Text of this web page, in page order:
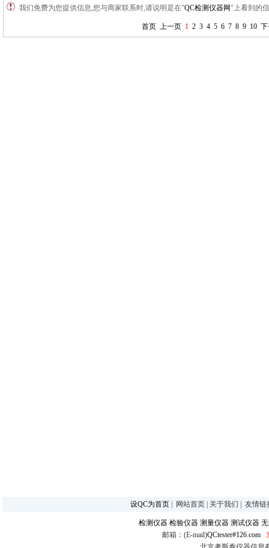
我们免费为您提供信息,您与商家联系时,请说明是在"QC检测仪器网"上看到的
首页 上一页1 2 3 4 5 6 7 8 9 10 下
设QC为首页 网站首页 关于我们 友情链
检测仪器 检验仪器 测量仪器 测试仪器
邮箱：(E-mail)QCtester#126.com